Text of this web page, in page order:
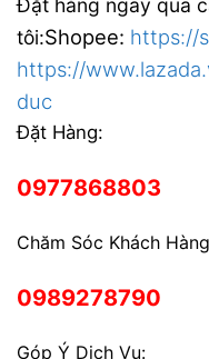
Đặt hàng ngay qua
tôi:Shopee: https://
https://
duc
Đặt Hàng:
0977868803
Chăm Sóc Khách
0989278790
Góp Ý Dịch Vụ: